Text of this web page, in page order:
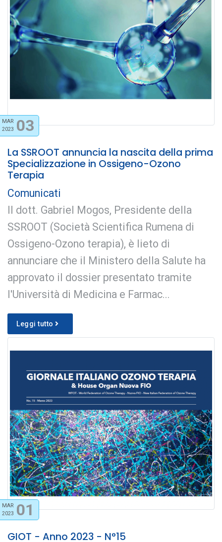
MAR
2023 03
La SSROOT annuncia la nascita della prima
Specializzazione in Ossigeno-Ozono
Terapia
Comunicati
Il dott. Gabriel Mogos, Presidente della
SSROOT (Società Scientifica Rumena di
Ossigeno-Ozono terapia), è lieto di
annunciare che il Ministero della Salute ha
approvato il dossier presentato tramite
l'Università di Medicina e Farmac...
Leggi tutto
MAR
2023 01
GIOT - Anno 2023 - N°15